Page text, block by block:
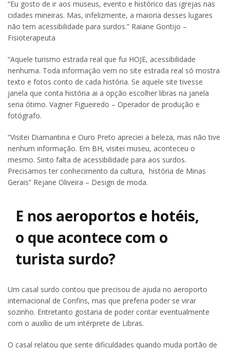
“Eu gosto de ir aos museus, evento e histórico das igrejas nas
cidades mineiras. Mas, infelizmente, a maioria desses lugares
não tem acessibilidade para surdos.” Raiane Gontijo –
Fisioterapeuta
“Aquele turismo estrada real que fui HOJE, acessibilidade
nenhuma. Toda informação vem no site estrada real só mostra
texto e fotos conto de cada história. Se aquele site tivesse
janela que conta história ai a opção escolher libras na janela
seria ótimo. Vagner Figueiredo – Operador de produção e
fotógrafo.
“Visitei Diamantina e Ouro Preto apreciei a beleza, mas não tive
nenhum informação. Em BH, visitei museu, aconteceu o
mesmo. Sinto falta de acessibilidade para aos surdos.
Precisamos ter conhecimento da cultura, história de Minas
Gerais” Rejane Oliveira – Design de moda.
E nos aeroportos e hotéis,
o que acontece com o
turista surdo?
Um casal surdo contou que precisou de ajuda no aeroporto
internacional de Confins, mas que preferia poder se virar
sozinho. Entretanto gostaria de poder contar eventualmente
com o auxílio de um intérprete de Libras.
O casal relatou que sente dificuldades quando muda portão de